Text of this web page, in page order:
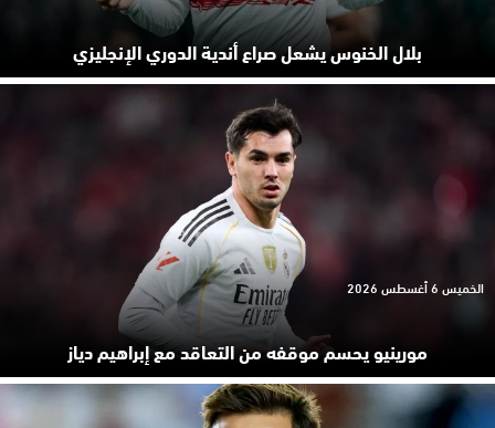
بلال الخنوس يشعل صراع أندية الدوري الإنجليزي
مورينيو يحسم موقفه من التعاقد مع إبراهيم دياز
الخميس 6 أغسطس 2026